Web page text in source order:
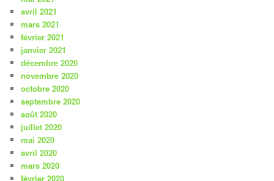
avril 2021
mars 2021
février 2021
janvier 2021
décembre 2020
novembre 2020
octobre 2020
septembre 2020
août 2020
juillet 2020
mai 2020
avril 2020
mars 2020
février 2020